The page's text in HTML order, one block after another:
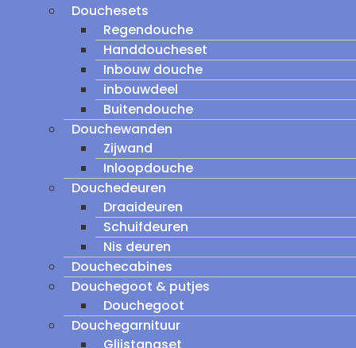
Douchesets
Regendouche
Handdoucheset
Inbouw douche
inbouwdeel
Buitendouche
Douchewanden
Zijwand
Inloopdouche
Douchedeuren
Draaideuren
Schuifdeuren
Nis deuren
Douchecabines
Douchegoot & putjes
Douchegoot
Douchegarnituur
Glijstangset